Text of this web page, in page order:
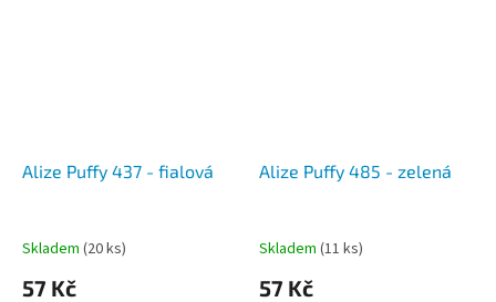
Alize Puffy 437 - fialová
Skladem (20 ks)
57 Kč
Alize Puffy 485 - zelená
Skladem (11 ks)
57 Kč